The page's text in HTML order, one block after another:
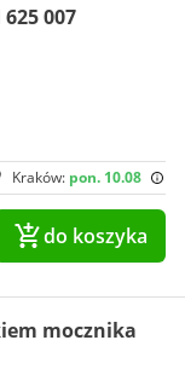
007
Kraków: pon. 10.08
do koszyka
mocznika